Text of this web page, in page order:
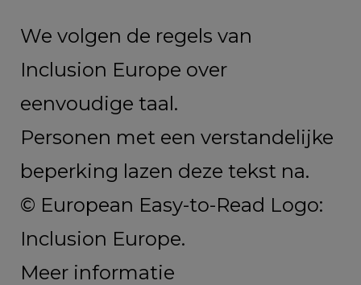
We volgen de regels van
Inclusion Europe over
eenvoudige taal.
Personen met een verstandelijke
beperking lazen deze tekst na.
© European Easy-to-Read Logo:
Inclusion Europe.
Meer informatie